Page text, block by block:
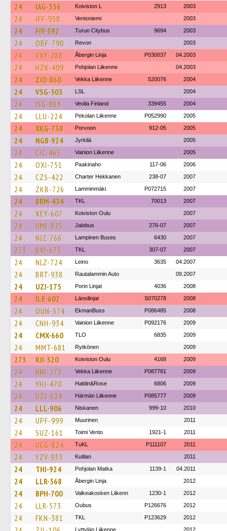
24 IAG-356 Koiviston L 2913 2003
24 JFF-958 Ventoniemi 2003
24 FIY-592 Turun Citybus 9694 2003
24 OBF-790 Revon 2003
24 VXY-288 Åbergin Linja P030037 04.2003
24 HZK-409 Pohjolan Liikenne 04.2003
24 ZJO-860 Vekka Liikenne 520076 2004
24 VSG-503 LSL 2004
24 ISG-863 Veolia Finland 339455 2004
24 LLU-224 Pekolan Liikenne P052990 2005
24 XKG-738 Porvoon 912-05 2005
24 NGB-924 Jyrkilä 2005
24 CJC-465 Vainion Liikenne 2005
24 OXI-751 Paakinaho 117-06 2006
24 CZS-422 Charter Hekkanen 238-07 2007
24 ZKB-726 Lamminmäki P072715 2007
24 BRM-434 TKL 70013 2007
24 XEY-607 Koiviston Oulu 2007
24 HMI-825 Jalobus 276-07 2007
24 NJZ-766 Lampinen Buses 6430 2007
273 BVI-675 TKL 307-07 2007
24 NLZ-724 Leino 3635 04.2007
24 BRT-938 Rautalammin Auto 09.2007
24 UZJ-175 Porin Linjat 4036 2008
24 ILE-602 Länsilinjat S070278 2008
24 OUN-574 EkmanBuss P086485 2008
24 CNH-934 Vainion Liikenne P092176 2009
24 CMX-660 TLO 6835 2009
24 MMT-681 Rytkönen 2009
273 RJI-320 Koiviston Oulu 4168 2009
24 NNI-273 Vekka Liikenne P087781 2009
24 YHJ-470 Haldin&Rose 6806 2009
24 UZJ-124 Härmän Liikenne P085777 2009
24 LLL-906 Niskanen 999-10 2010
24 UPF-999 Muurinen 2011
24 SUZ-161 Toimi Vento 1921-1 2011
24 UCG-824 TuKL P111107 2011
24 YZV-933 Kutilan 2011
24 THI-924 Pohjolan Matka 1139-1 04.2011
24 LLR-568 Åbergin Linja 2012
24 BPH-700 Valkeakosken Liikenn 1230-1 2012
24 LLR-573 Oubus P126676 2012
24 FKN-381 TKL P123629 2012
Lyttylän Liikenne 2012